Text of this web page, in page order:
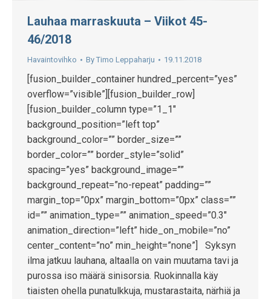
Lauhaa marraskuuta – Viikot 45-
46/2018
Havaintovihko By Timo Leppaharju 19.11.2018
[fusion_builder_container hundred_percent=”yes”
overflow=”visible”][fusion_builder_row]
[fusion_builder_column type=”1_1″
background_position=”left top”
background_color=”” border_size=””
border_color=”” border_style=”solid”
spacing=”yes” background_image=””
background_repeat=”no-repeat” padding=””
margin_top=”0px” margin_bottom=”0px” class=””
id=”” animation_type=”” animation_speed=”0.3″
animation_direction=”left” hide_on_mobile=”no”
center_content=”no” min_height=”none”] Syksyn
ilma jatkuu lauhana, altaalla on vain muutama tavi ja
purossa iso määrä sinisorsia. Ruokinnalla käy
tiaisten ohella punatulkkuja, mustarastaita, närhiä ja